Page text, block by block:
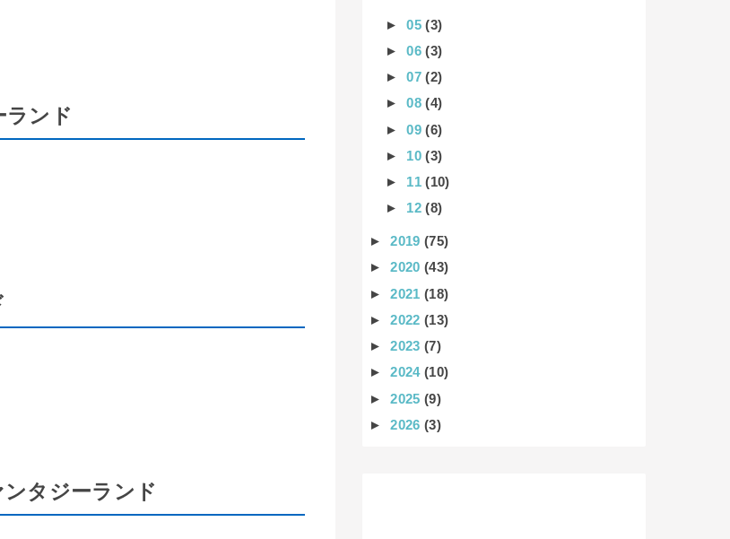
ランド
タジーランド
►05(3)
►06(3)
►07(2)
►08(4)
►09(6)
► 10(3)
► 11(10)
► 12(8)
►2019(75)
►2020(43)
►2021(18)
►2022(13)
►2023(7)
►2024(10)
►2025(9)
►2026(3)